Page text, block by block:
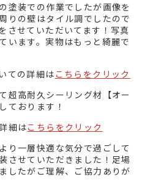
塗装での作業でしたが画像を
りの壁はタイル調でしたので
させていただいてます！写真
います。実物はもっと綺麗で
ての詳細は こちらをクリック
超高耐久シーリング材【オー
ております！
細はこちらをクリック
り一層快適な気分で過ごして
させていただきました！足場
したがご理解、ご協力ありが